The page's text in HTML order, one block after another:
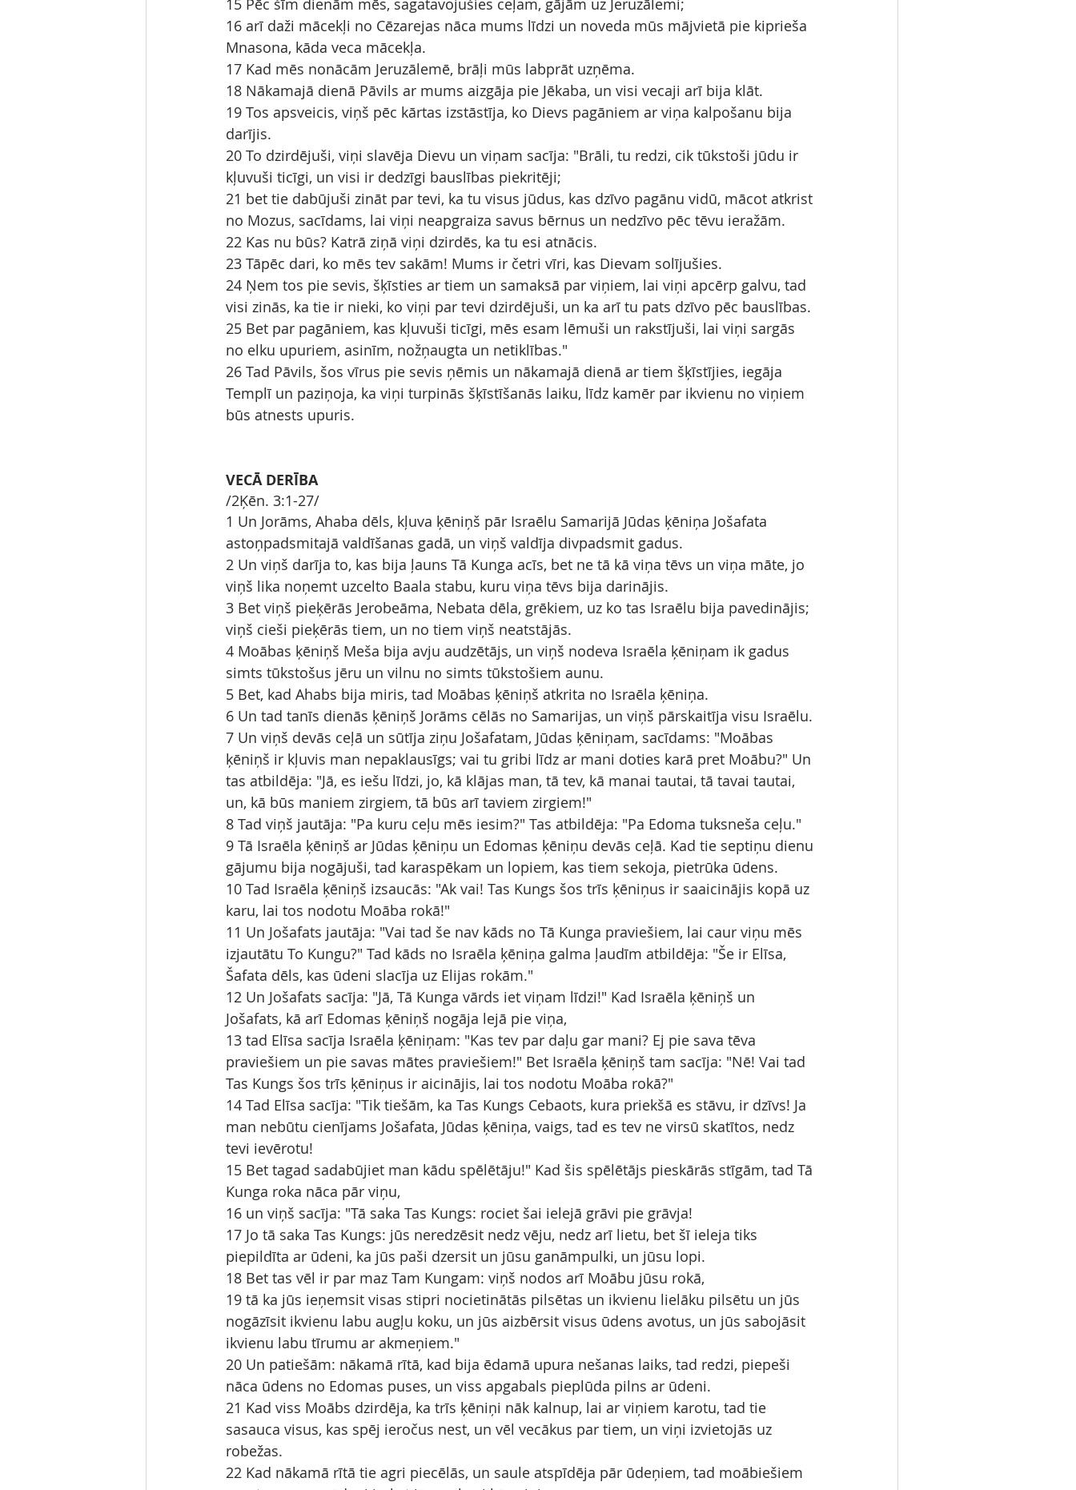
15 Pēc šīm dienām mēs, sagatavojušies ceļam, gājām uz Jeruzālemi;
16 arī daži mācekļi no Cēzarejas nāca mums līdzi un noveda mūs mājvietā pie kiprieša
Mnasona, kāda veca mācekļa.
17 Kad mēs nonācām Jeruzālemē, brāļi mūs labprāt uzņēma.
18 Nākamajā dienā Pāvils ar mums aizgāja pie Jēkaba, un visi vecaji arī bija klāt.
19 Tos apsveicis, viņš pēc kārtas izstāstīja, ko Dievs pagāniem ar viņa kalpošanu bija
darījis.
20 To dzirdējuši, viņi slavēja Dievu un viņam sacīja: "Brāli, tu redzi, cik tūkstoši jūdu ir
kļuvuši ticīgi, un visi ir dedzīgi bauslības piekritēji;
21 bet tie dabūjuši zināt par tevi, ka tu visus jūdus, kas dzīvo pagānu vidū, mācot atkrist
no Mozus, sacīdams, lai viņi neapgraiza savus bērnus un nedzīvo pēc tēvu ieražām.
22 Kas nu būs? Katrā ziņā viņi dzirdēs, ka tu esi atnācis.
23 Tāpēc dari, ko mēs tev sakām! Mums ir četri vīri, kas Dievam solījušies.
24 Ņem tos pie sevis, šķīsties ar tiem un samaksā par viņiem, lai viņi apcērp galvu, tad
visi zinās, ka tie ir nieki, ko viņi par tevi dzirdējuši, un ka arī tu pats dzīvo pēc bauslības.
25 Bet par pagāniem, kas kļuvuši ticīgi, mēs esam lēmuši un rakstījuši, lai viņi sargās
no elku upuriem, asinīm, nožņaugta un netiklības."
26 Tad Pāvils, šos vīrus pie sevis ņēmis un nākamajā dienā ar tiem šķīstījies, iegāja
Templī un paziņoja, ka viņi turpinās šķīstīšanās laiku, līdz kamēr par ikvienu no viņiem
būs atnests upuris.
VECĀ DERĪBA
/2Ķēn. 3:1-27/
1 Un Jorāms, Ahaba dēls, kļuva ķēniņš pār Israēlu Samarijā Jūdas ķēniņa Jošafata
astoņpadsmitajā valdīšanas gadā, un viņš valdīja divpadsmit gadus.
2 Un viņš darīja to, kas bija ļauns Tā Kunga acīs, bet ne tā kā viņa tēvs un viņa māte, jo
viņš lika noņemt uzcelto Baala stabu, kuru viņa tēvs bija darinājis.
3 Bet viņš pieķērās Jerobeāma, Nebata dēla, grēkiem, uz ko tas Israēlu bija pavedinājis;
viņš cieši pieķērās tiem, un no tiem viņš neatstājās.
4 Moābas ķēniņš Meša bija avju audzētājs, un viņš nodeva Israēla ķēniņam ik gadus
simts tūkstošus jēru un vilnu no simts tūkstošiem aunu.
5 Bet, kad Ahabs bija miris, tad Moābas ķēniņš atkrita no Israēla ķēniņa.
6 Un tad tanīs dienās ķēniņš Jorāms cēlās no Samarijas, un viņš pārskaitīja visu Israēlu.
7 Un viņš devās ceļā un sūtīja ziņu Jošafatam, Jūdas ķēniņam, sacīdams: "Moābas
ķēniņš ir kļuvis man nepaklausīgs; vai tu gribi līdz ar mani doties karā pret Moābu?" Un
tas atbildēja: "Jā, es iešu līdzi, jo, kā klājas man, tā tev, kā manai tautai, tā tavai tautai,
un, kā būs maniem zirgiem, tā būs arī taviem zirgiem!"
8 Tad viņš jautāja: "Pa kuru ceļu mēs iesim?" Tas atbildēja: "Pa Edoma tuksneša ceļu."
9 Tā Israēla ķēniņš ar Jūdas ķēniņu un Edomas ķēniņu devās ceļā. Kad tie septiņu dienu
gājumu bija nogājuši, tad karaspēkam un lopiem, kas tiem sekoja, pietrūka ūdens.
10 Tad Israēla ķēniņš izsaucās: "Ak vai! Tas Kungs šos trīs ķēniņus ir saaicinājis kopā uz
karu, lai tos nodotu Moāba rokā!"
11 Un Jošafats jautāja: "Vai tad še nav kāds no Tā Kunga praviešiem, lai caur viņu mēs
izjautātu To Kungu?" Tad kāds no Israēla ķēniņa galma ļaudīm atbildēja: "Še ir Elīsa,
Šafata dēls, kas ūdeni slacīja uz Elijas rokām."
12 Un Jošafats sacīja: "Jā, Tā Kunga vārds iet viņam līdzi!" Kad Israēla ķēniņš un
Jošafats, kā arī Edomas ķēniņš nogāja lejā pie viņa,
13 tad Elīsa sacīja Israēla ķēniņam: "Kas tev par daļu gar mani? Ej pie sava tēva
praviešiem un pie savas mātes praviešiem!" Bet Israēla ķēniņš tam sacīja: "Nē! Vai tad
Tas Kungs šos trīs ķēniņus ir aicinājis, lai tos nodotu Moāba rokā?"
14 Tad Elīsa sacīja: "Tik tiešām, ka Tas Kungs Cebaots, kura priekšā es stāvu, ir dzīvs! Ja
man nebūtu cienījams Jošafata, Jūdas ķēniņa, vaigs, tad es tev ne virsū skatītos, nedz
tevi ievērotu!
15 Bet tagad sadabūjiet man kādu spēlētāju!" Kad šis spēlētājs pieskārās stīgām, tad Tā
Kunga roka nāca pār viņu,
16 un viņš sacīja: "Tā saka Tas Kungs: rociet šai ielejā grāvi pie grāvja!
17 Jo tā saka Tas Kungs: jūs neredzēsit nedz vēju, nedz arī lietu, bet šī ieleja tiks
piepildīta ar ūdeni, ka jūs paši dzersit un jūsu ganāmpulki, un jūsu lopi.
18 Bet tas vēl ir par maz Tam Kungam: viņš nodos arī Moābu jūsu rokā,
19 tā ka jūs ieņemsit visas stipri nocietinātās pilsētas un ikvienu lielāku pilsētu un jūs
nogāzīsit ikvienu labu augļu koku, un jūs aizbērsit visus ūdens avotus, un jūs sabojāsit
ikvienu labu tīrumu ar akmeņiem."
20 Un patiešām: nākamā rītā, kad bija ēdamā upura nešanas laiks, tad redzi, piepeši
nāca ūdens no Edomas puses, un viss apgabals pieplūda pilns ar ūdeni.
21 Kad viss Moābs dzirdēja, ka trīs ķēniņi nāk kalnup, lai ar viņiem karotu, tad tie
sasauca visus, kas spēj ieročus nest, un vēl vecākus par tiem, un viņi izvietojās uz
robežas.
22 Kad nākamā rītā tie agri piecēlās, un saule atspīdēja pār ūdeņiem, tad moābiešiem